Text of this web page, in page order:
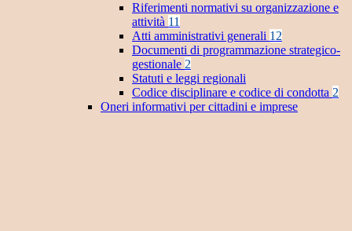
Riferimenti normativi su organizzazione e
attività 11
Atti amministrativi generali 12
Documenti di programmazione strategico-
gestionale 2
Statuti e leggi regionali
Codice disciplinare e codice di condotta 2
Oneri informativi per cittadini e imprese